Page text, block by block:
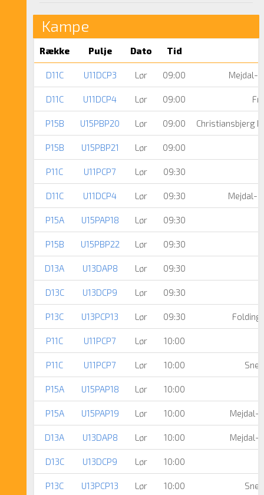
Kampe
Række Pulje Dato Tid
D11C U11DCP3 Lør 09:00 Mejdal-
D11C U11DCP4 Lør 09:00
P15B U15PBP20 Lør 09:00 Christiansbjerg
P15B U15PBP21 Lør 09:00
P11C U11PCP7 Lør 09:30
D11C U11DCP4 Lør 09:30 Mejdal-
P15A U15PAP18 Lør 09:30
P15B U15PBP22 Lør 09:30
D13A U13DAP8 Lør 09:30
D13C U13DCP9 Lør 09:30
P13C U13PCP13 Lør 09:30
P11C U11PCP7 Lør 10:00
P11C U11PCP7 Lør 10:00
P15A U15PAP18 Lør 10:00
P15A U15PAP19 Lør 10:00 Mejdal-
D13A U13DAP8 Lør 10:00 Mejdal-
D13C U13DCP9 Lør 10:00
P13C U13PCP13 Lør 10:00